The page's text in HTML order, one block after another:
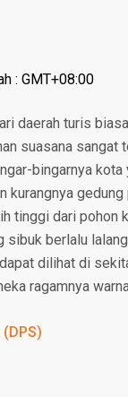
: GMT+08:00
daerah turis
suasana sangat
bingarnya
kurangnya
tinggi dari pohon
sibuk berlalu
dilihat di
ragamnya